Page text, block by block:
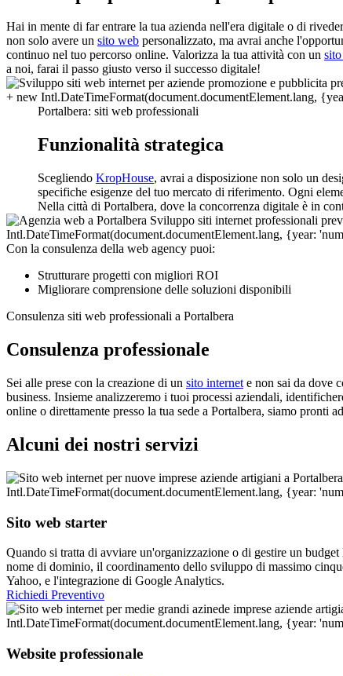
Hai in mente di far entrare la tua azienda nell'era digitale o di
non solo avere un sito web personalizzato, ma avrai anche
continuo nel tuo percorso online. Valorizza la tua attività con un
a noi, farai il passo giusto verso il successo digitale!
Portalbera: siti web professionali
Funzionalità strategica
Scegliendo KropHouse, avrai a disposizione non solo un
specifiche esigenze del tuo mercato di riferimento. Ogni
Nella città di Portalbera, dove la concorrenza digitale è in
Con la consulenza della web agency puoi:
Strutturare progetti con migliori ROI
Migliorare comprensione delle soluzioni disponibili
Consulenza siti web professionali a Portalbera
Consulenza professionale
Sei alle prese con la creazione di un sito internet e non sai da dove
business. Insieme analizzeremo i tuoi processi aziendali,
online o direttamente presso la tua sede a Portalbera, siamo pronti
Alcuni dei nostri servizi
Sito web starter
Quando si tratta di avviare un'organizzazione o di gestire un
nome di dominio, il coordinamento dello sviluppo di massimo
Yahoo, e l'integrazione di Google Analytics.
Richiedi Preventivo
Website professionale